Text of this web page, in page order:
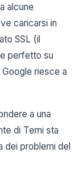
alcune
caricarsi in
SSL (il
perfetto su
riesce a
a una
di Terni sta
dei problemi del